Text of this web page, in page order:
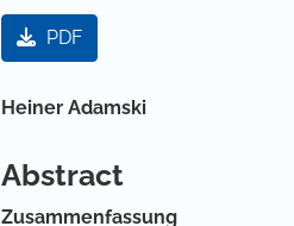
Artikel-Sidebar
PDF
Hauptsächlicher
Heiner Adamski
Abstract
Zusammenfassung